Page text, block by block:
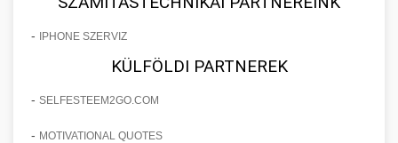
- IPHONE SZERVIZ
KÜLFÖLDI PARTNEREK
- SELFESTEEM2GO.COM
- MOTIVATIONAL QUOTES